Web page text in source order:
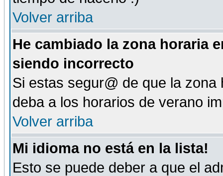
Volver arriba
He cambiado la zona horaria
siendo incorrecto
Si estas segur@ de que la
deba a los horarios de verano
Volver arriba
Mi idioma no está en la lista!
Esto se puede deber a que el